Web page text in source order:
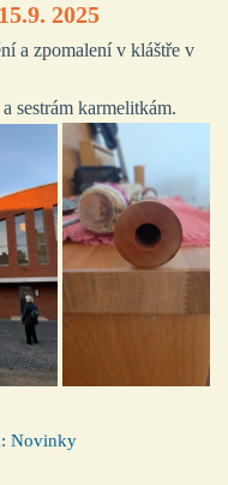
2025
a zpomalení v kláštře v
sestrám karmelitkám.
Novinky